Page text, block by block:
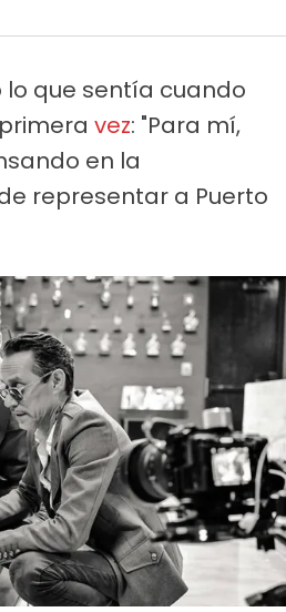
que sentía cuando
vez: "Para mí,
en la
representar a Puerto